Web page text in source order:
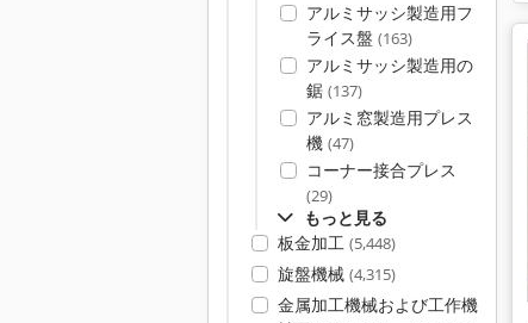
アルミサッシ製造用フ
ライス盤 (163)
アルミサッシ製造用の
鋸 (137)
アルミ窓製造用プレス
機 (47)
コーナー接合プレス
(29)
もっと見る
板金加工 (5,448)
旋盤機械 (4,315)
金属加工機械および工作機